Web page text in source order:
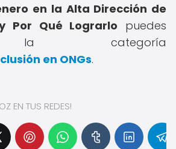
en la Alta Dirección de
Por Qué Lograrlo puedes
la categoría
en ONGs.
EN TUS REDES!